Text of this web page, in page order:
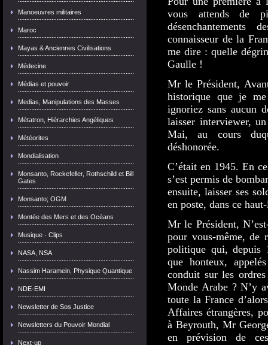
Manoeuvres militaires
Maroc
Mayas & Anciennes Civilisations
Médecine
Médias et pouvoir
Medias, Manipulations des Masses
Métatron, Hiérarchies Angéliques
Météorites
Mondialisation
Monsanto, Rockefeller, Rothschild et Bill
Gates
Monsanto; OGM
Montée des Mers et des Océans
Musique - Clips
NASA, NSA
Nassim Haramein, Physique Quantique
NDE-EMI
Newsletter de Sos Justice
Newsletters du Pouvoir Mondial
Next-up
vous attends de
connaisseur de la
me dire : quelle
Gaulle !
Mr le Président,
historique que je
ignoriez sans aucun
laisser interviewer,
Mai, au cours
déshonorée.
C’était en 1945. En
s’est permis de
ensuite, laisser ses
en poste, dans ce
Mr le Président,
pour vous-même, de
politique qui, depuis
que honteux,
conduit sur les
Monde Arabe ? N’y
toute la France
Affaires étrangères,
à Beyrouth, Mr
en prévision de